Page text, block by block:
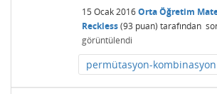
15 Ocak 2016 Orta Öğretim
Reckless (93 puan) tarafından
görüntülendi
permütasyon-kombinasyon